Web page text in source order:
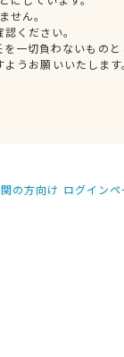
せん。
ください。
一切負わないものと
うお願いいたします
の方向け ログインペ